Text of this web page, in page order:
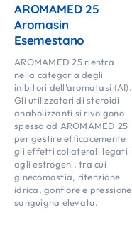
AROMAMED 25
Aromasin
Esemestano
AROMAMED 25 rientra
nella categoria degli
inibitori dell’aromatasi (AI).
Gli utilizzatori di steroidi
anabolizzanti si rivolgono
spesso ad AROMAMED 25
per gestire efficacemente
gli effetti collaterali legati
agli estrogeni, tra cui
ginecomastia, ritenzione
idrica, gonfiore e pressione
sanguigna elevata.